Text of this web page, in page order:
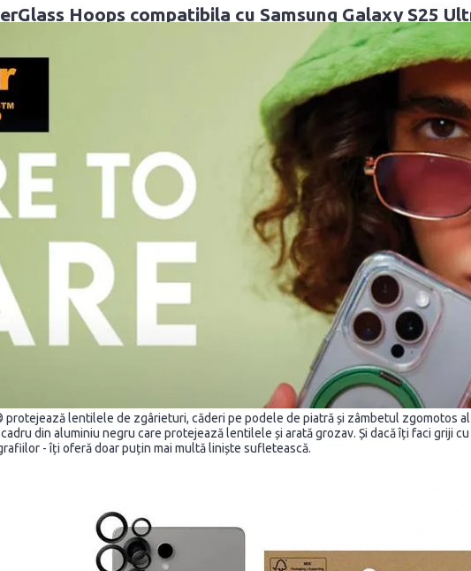
Hoops compatibila cu Samsung Galaxy S25
lentilele de zgârieturi, căderi pe podele de piatră și zâmbetul zgomotos
din aluminiu negru care protejează lentilele și arată grozav. Și dacă îți faci griji
- îți oferă doar puțin mai multă liniște sufletească.